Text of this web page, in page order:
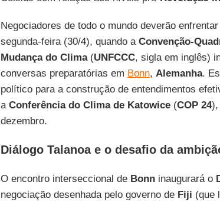
Negociadores de todo o mundo deverão
segunda-feira (30/4), quando a Convenção-
Mudança do Clima(UNFCCC, sigla em inglês)
conversas preparatórias em Bonn, Alemanha.
político para a construção de entendimentos
a Conferência do Clima de Katowice(COP 24),
dezembro.
Diálogo Talanoa e o desafio da
O encontro interseccional de Bonninaugurará o
negociação desenhada pelo governo de Fiji (que